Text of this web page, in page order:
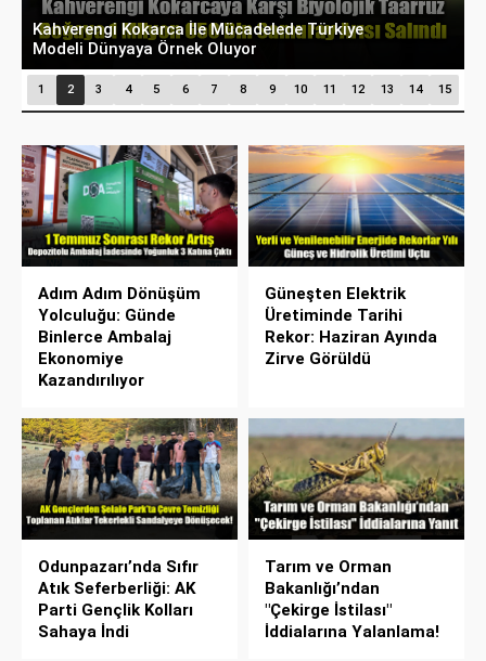
Kahverengi Kokarca İle Mücadelede Türkiye
Modeli Dünyaya Örnek Oluyor
1 2 3 4 5 6 7 8 9 10 11 12 13 14 15
Adım Adım Dönüşüm
Yolculuğu: Günde
Binlerce Ambalaj
Ekonomiye
Kazandırılıyor
Güneşten Elektrik
Üretiminde Tarihi
Rekor: Haziran Ayında
Zirve Görüldü
Odunpazarı’nda Sıfır
Atık Seferberliği: AK
Parti Gençlik Kolları
Sahaya İndi
Tarım ve Orman
Bakanlığı’ndan
"Çekirge İstilası"
İddialarına Yalanlama!